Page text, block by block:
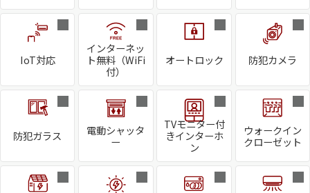
IoT対応
インターネッ
ト無料（WiFi
付）
オートロック 防犯カメラ
防犯ガラス
電動シャッタ
ー
TVモニター付
きインターホ
ン
ウォークイン
クローゼット